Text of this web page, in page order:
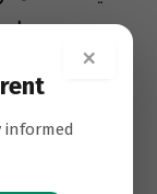
بعدما
×
informed